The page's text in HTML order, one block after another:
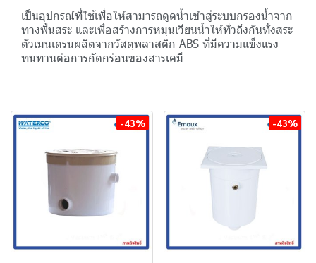
เป็นอุปกรณ์ที่ใช้เพื่อให้สามารถดูดน้ำเข้าสู่ระบบกรองน้ำจาก
ทางพื้นสระ และเพื่อสร้างการหมุนเวียนน้ำให้ทั่วถึงกันทั้งสระ
ตัวเมนเดรนผลิตจากวัสดุพลาสติก ABS ที่มีความแข็งแรง
ทนทานต่อการกัดกร่อนของสารเคมี
-43% -43%